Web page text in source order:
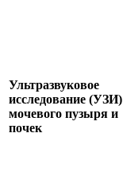
Ультразвуковое
исследование (УЗИ)
мочевого пузыря и
почек